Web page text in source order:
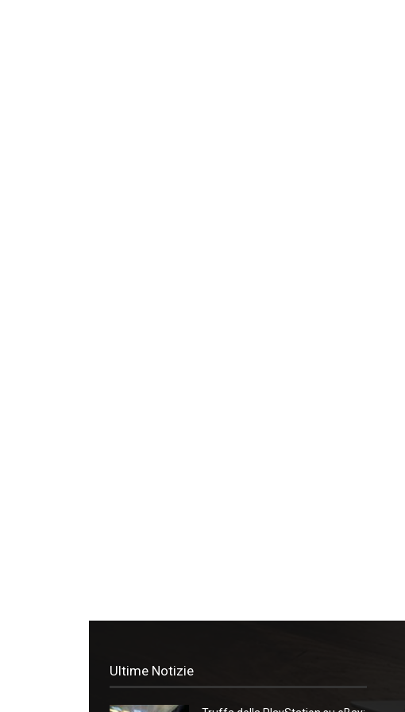
Ultime Notizie